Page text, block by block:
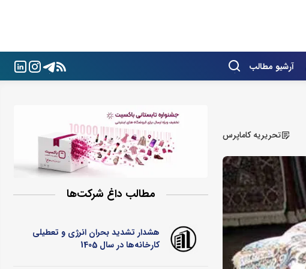
آرشیو مطالب
تحریریه کاماپرس
مطالب داغ شرکت‌ها
هشدار تشدید بحران انرژی و تعطیلی
کارخانه‌ها در سال 1405